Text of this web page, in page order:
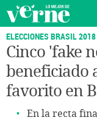
ELECCIONES BRASIL 2018
Cinco 'fake
beneficiado
favorito en
En la recta